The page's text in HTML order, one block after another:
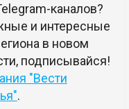
каналов?
и интересные
в новом
подписывайся!
"Вести
.